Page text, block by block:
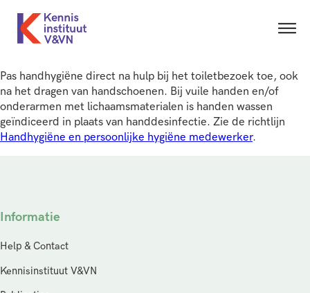
Pas handhygiëne direct na hulp bij het toiletbezoek toe, ook
na het dragen van handschoenen. Bij vuile handen en/of
onderarmen met lichaamsmaterialen is handen wassen
geïndiceerd in plaats van handdesinfectie. Zie de richtlijn
Handhygiëne en persoonlijke hygiëne medewerker.
Informatie
Help & Contact
Kennisinstituut V&VN